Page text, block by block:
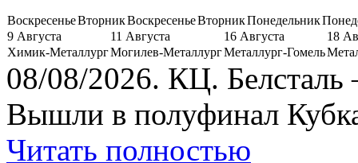
ВоскресеньеВторникВоскресеньеВторникПонедельник
9 Августа
11 Августа 16 Августа
18
Химик-МеталлургМогилев-МеталлургМеталлург-Гомель
08/08/2026. КЦ.
Вышли в полуфинал
Читать полностью